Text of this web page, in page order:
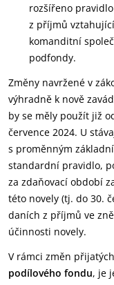
rozšířeno
z příjmů
komanditní
podfondy.
Změny navržené v
výhradně k nově
by se měly použít již
července 2024. U
s proměnným
standardní pravidlo,
za zdaňovací období
této novely (tj. do 30.
daních z příjmů ve
účinnosti novely.
V rámci změn
podílového fondu, je